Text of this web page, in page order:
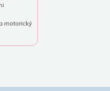
motorický